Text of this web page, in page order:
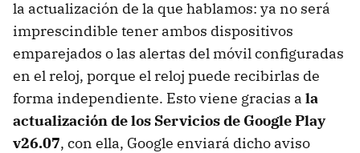
la actualización de la que hablamos: ya no será
imprescindible tener ambos dispositivos
emparejados o las alertas del móvil configuradas
en el reloj, porque el reloj puede recibirlas de
forma independiente. Esto viene gracias a la
actualización de los Servicios de Google Play
v26.07, con ella, Google enviará dicho aviso